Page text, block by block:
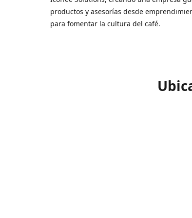
productos y asesorías desde
para fomentar la cultura del café.